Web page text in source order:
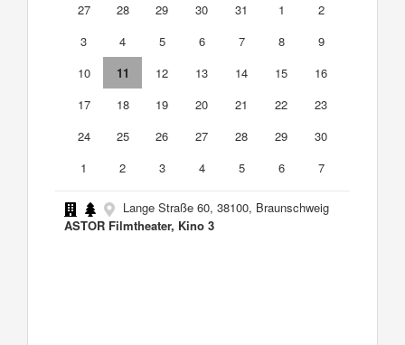
27
28 29 30 31 1
2
3
4 5 6 7 8
9
10
11 12 13 14 15
16
17
18 19 20 21 22
23
24
25 26 27 28 29
30
1
2 3 4 5 6 7
Lange Straße 60, 38100, Braunschweig
ASTOR Filmtheater, Kino 3